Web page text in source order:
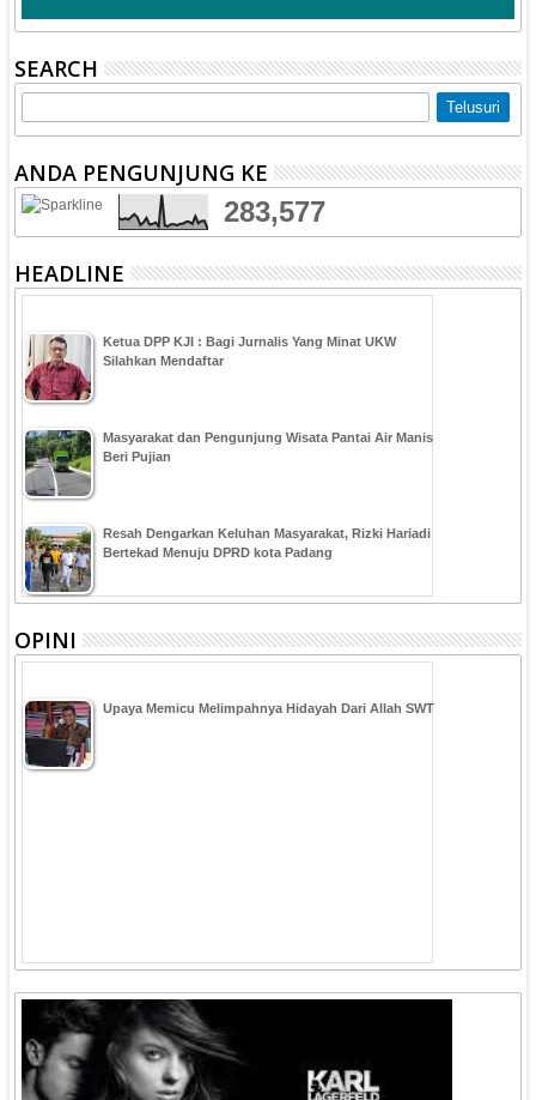
SEARCH
ANDA PENGUNJUNG KE
283,577
HEADLINE
Ketua DPP KJI : Bagi Jurnalis Yang Minat UKW
Silahkan Mendaftar
Masyarakat dan Pengunjung Wisata Pantai Air Manis
Beri Pujian
Resah Dengarkan Keluhan Masyarakat, Rizki Hariadi
Bertekad Menuju DPRD kota Padang
OPINI
Upaya Memicu Melimpahnya Hidayah Dari Allah SWT